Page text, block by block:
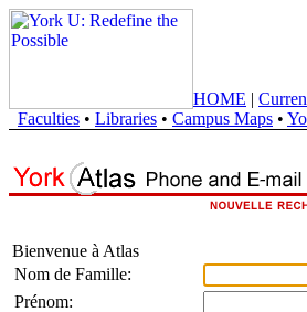
HOME |
Faculties • Libraries • Campus Maps •
Bienvenue à Atlas
Nom de Famille:
Prénom: